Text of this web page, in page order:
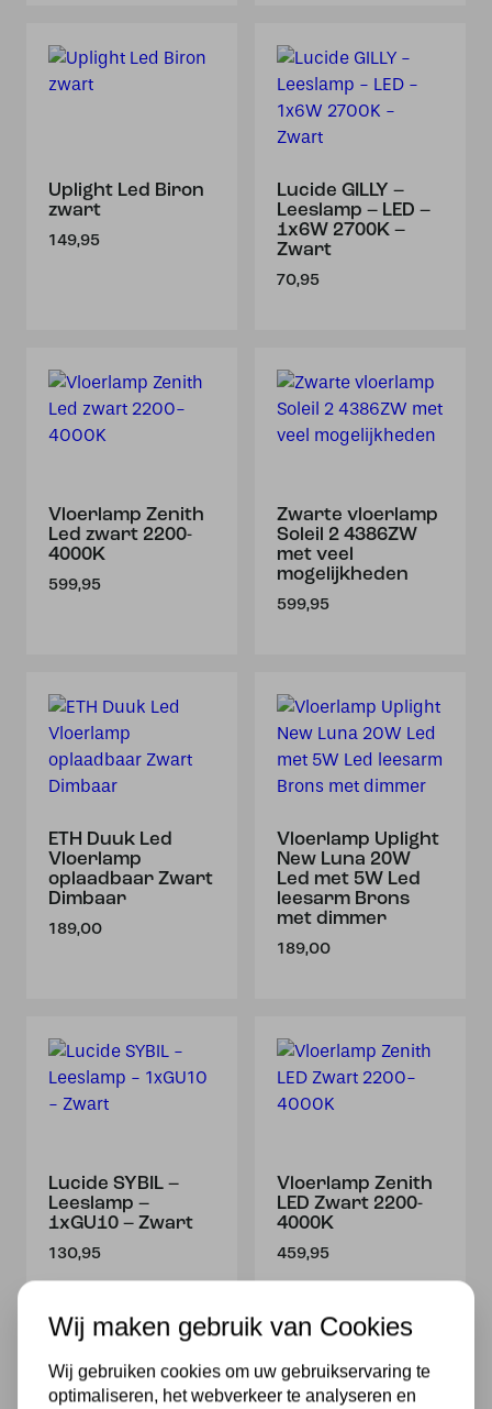
Uplight Led Biron
zwart
149,95
Lucide GILLY –
Leeslamp – LED –
1x6W 2700K –
Zwart
70,95
Vloerlamp Zenith
Led zwart 2200-
4000K
599,95
Zwarte vloerlamp
Soleil 2 4386ZW
met veel
mogelijkheden
599,95
ETH Duuk Led
Vloerlamp
oplaadbaar Zwart
Dimbaar
189,00
Vloerlamp Uplight
New Luna 20W
Led met 5W Led
leesarm Brons
met dimmer
189,00
Lucide SYBIL –
Leeslamp –
1xGU10 – Zwart
130,95
Vloerlamp Zenith
LED Zwart 2200-
4000K
459,95
Wij maken gebruik van Cookies
Wij gebruiken cookies om uw gebruikservaring te
optimaliseren, het webverkeer te analyseren en